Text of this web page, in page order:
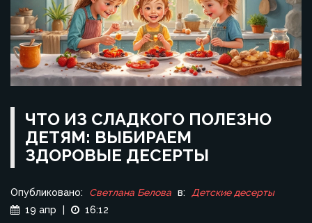
ЧТО ИЗ СЛАДКОГО ПОЛЕЗНО
ДЕТЯМ: ВЫБИРАЕМ
ЗДОРОВЫЕ ДЕСЕРТЫ
Опубликовано: Светлана Белова в:
Детские десерты
19 апр
16:12